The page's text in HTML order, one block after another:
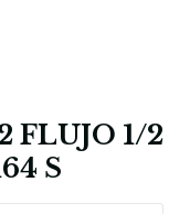
FLUJO 1/2
S